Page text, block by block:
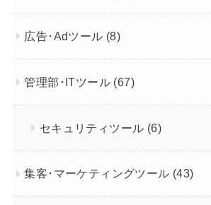
広告･Adツール (8)
管理部･ITツール (67)
セキュリティツール (6)
集客･マーケティングツール (43)